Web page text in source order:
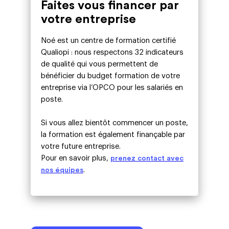
Faites vous financer par
votre entreprise
Noé est un centre de formation certifié
Qualiopi : nous respectons 32 indicateurs
de qualité qui vous permettent de
bénéficier du budget formation de votre
entreprise via l’OPCO pour les salariés en
poste.
Si vous allez bientôt commencer un poste,
la formation est également finançable par
votre future entreprise.
Pour en savoir plus, prenez contact avec
nos équipes.